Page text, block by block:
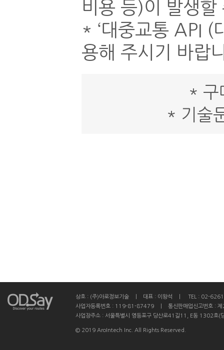
비용 등)이 발생할
* ‘대중교통 API (
용해 주시기 바랍
* 구
* 기술
상호 : (주)아로정보기술 ㅣ 대표 : 이왕석 ㅣ TEL : 02-
사업자등록번호 : 119-81-87479 ㅣ 통신판매업신고번호 :
사업장주소 : 서울특별시 영등포구 당산로41길11, E동 1302호(
© 2019 AroIntech Inc. All Rights Reserved.